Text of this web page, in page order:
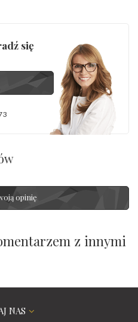
się
opinię
z innymi
NAS